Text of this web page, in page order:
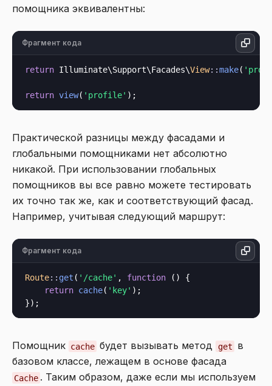
помощника эквивалентны:
Фрагмент кода
return Illuminate\Support\Facades\View::make(
return view( 'profile'
Практической разницы между фасадами и
глобальными помощниками нет абсолютно
никакой. При использовании глобальных
помощников вы все равно можете тестировать
их точно так же, как и соответствующий фасад.
Например, учитывая следующий маршрут:
Фрагмент кода
Route:: get ( '/cache' , function () {
return cache( 'key' );
Помощник cache будет вызывать метод get
в
базовом классе, лежащем в основе фасада
Cache . Таким образом, даже если мы используем